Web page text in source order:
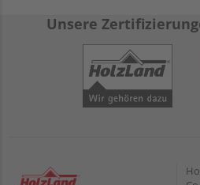
Unsere